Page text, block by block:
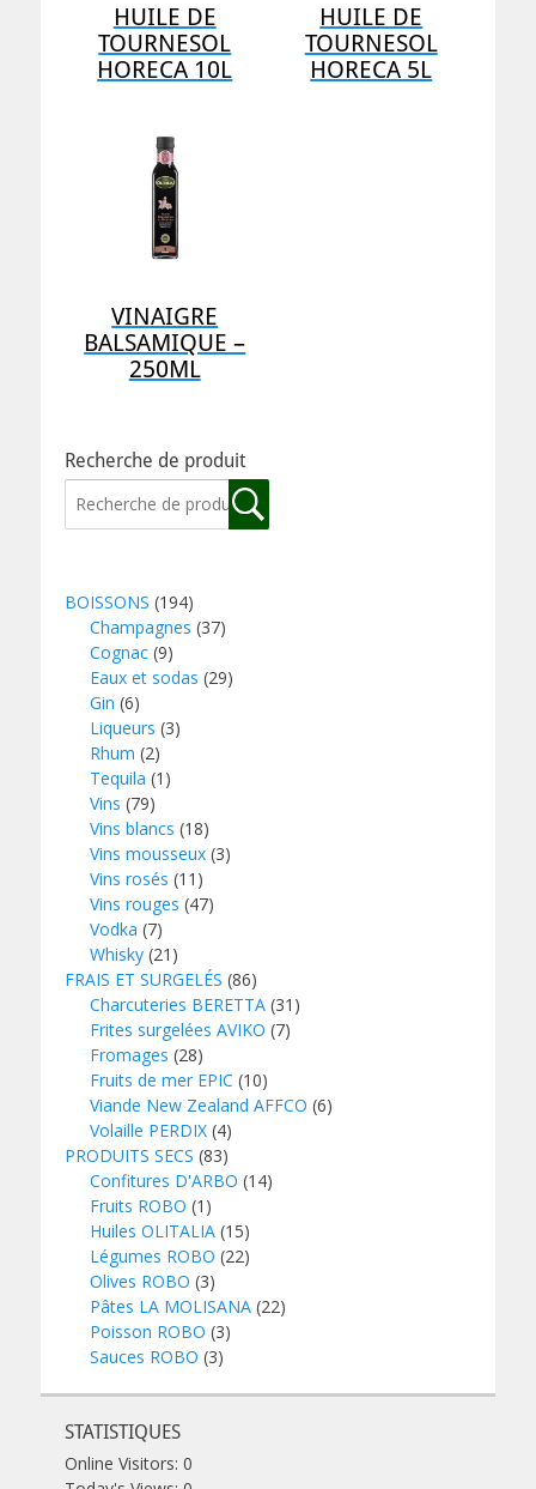
HUILE DE
TOURNESOL
HORECA 10L
HUILE DE
TOURNESOL
HORECA 5L
VINAIGRE
BALSAMIQUE –
250ML
Recherche de produit
BOISSONS (194)
Champagnes (37)
Cognac (9)
Eaux et sodas (29)
Gin (6)
Liqueurs (3)
Rhum (2)
Tequila (1)
Vins (79)
Vins blancs (18)
Vins mousseux (3)
Vins rosés (11)
Vins rouges (47)
Vodka (7)
Whisky (21)
FRAIS ET SURGELÉS (86)
Charcuteries BERETTA (31)
Frites surgelées AVIKO (7)
Fromages (28)
Fruits de mer EPIC (10)
Viande New Zealand AFFCO (6)
Volaille PERDIX (4)
PRODUITS SECS (83)
Confitures D'ARBO (14)
Fruits ROBO (1)
Huiles OLITALIA (15)
Légumes ROBO (22)
Olives ROBO (3)
Pâtes LA MOLISANA (22)
Poisson ROBO (3)
Sauces ROBO (3)
STATISTIQUES
Online Visitors: 0